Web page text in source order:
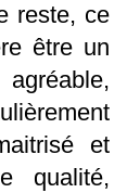
reste, ce
être un
et
qualité,